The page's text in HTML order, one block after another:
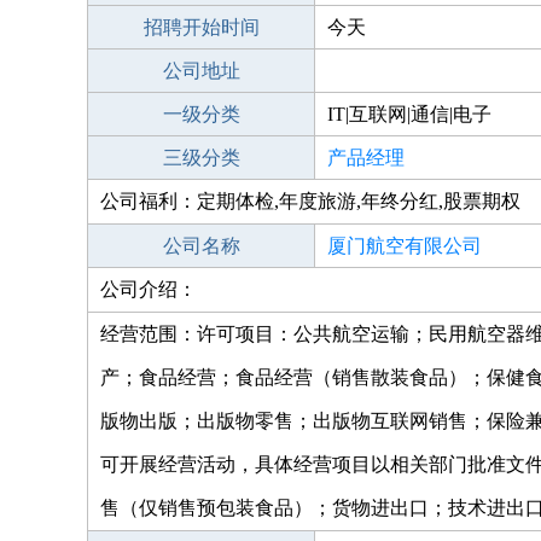
招聘开始时间 今天
公司地址
一级分类 IT|互联网|通信|电子
三级分类 产品经理
公司福利：定期体检,年度旅游,年终分红,股票期权
公司名称 厦门航空有限公司
公司介绍：
经营范围：许可项目：公共航空运输；民用航空器
产；食品经营；食品经营（销售散装食品）；保健
版物出版；出版物零售；出版物互联网销售；保险
可开展经营活动，具体经营项目以相关部门批准文
售（仅销售预包装食品）；货物进出口；技术进出